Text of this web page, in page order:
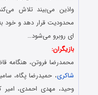
واذین می‌بیند تلاش
محدودیت قرار دهد و خود
ای روبرو می‌شود…
بازیگران:
محمدرضا فروتن، هنگامه
شاکری، حمیدرضا پگاه،
وحید، مهدی احمدی، امیر